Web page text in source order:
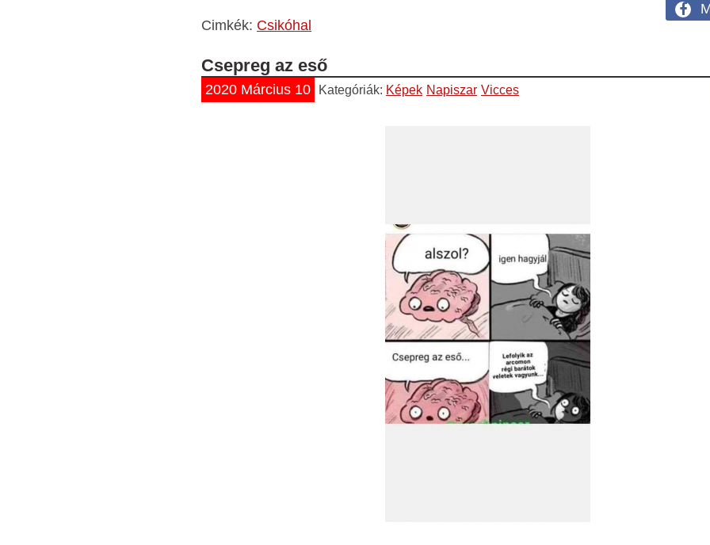
Cimkék: Csikóhal
Csepreg az eső
2020 Március 10 Kategóriák: Képek Napiszar Vicces